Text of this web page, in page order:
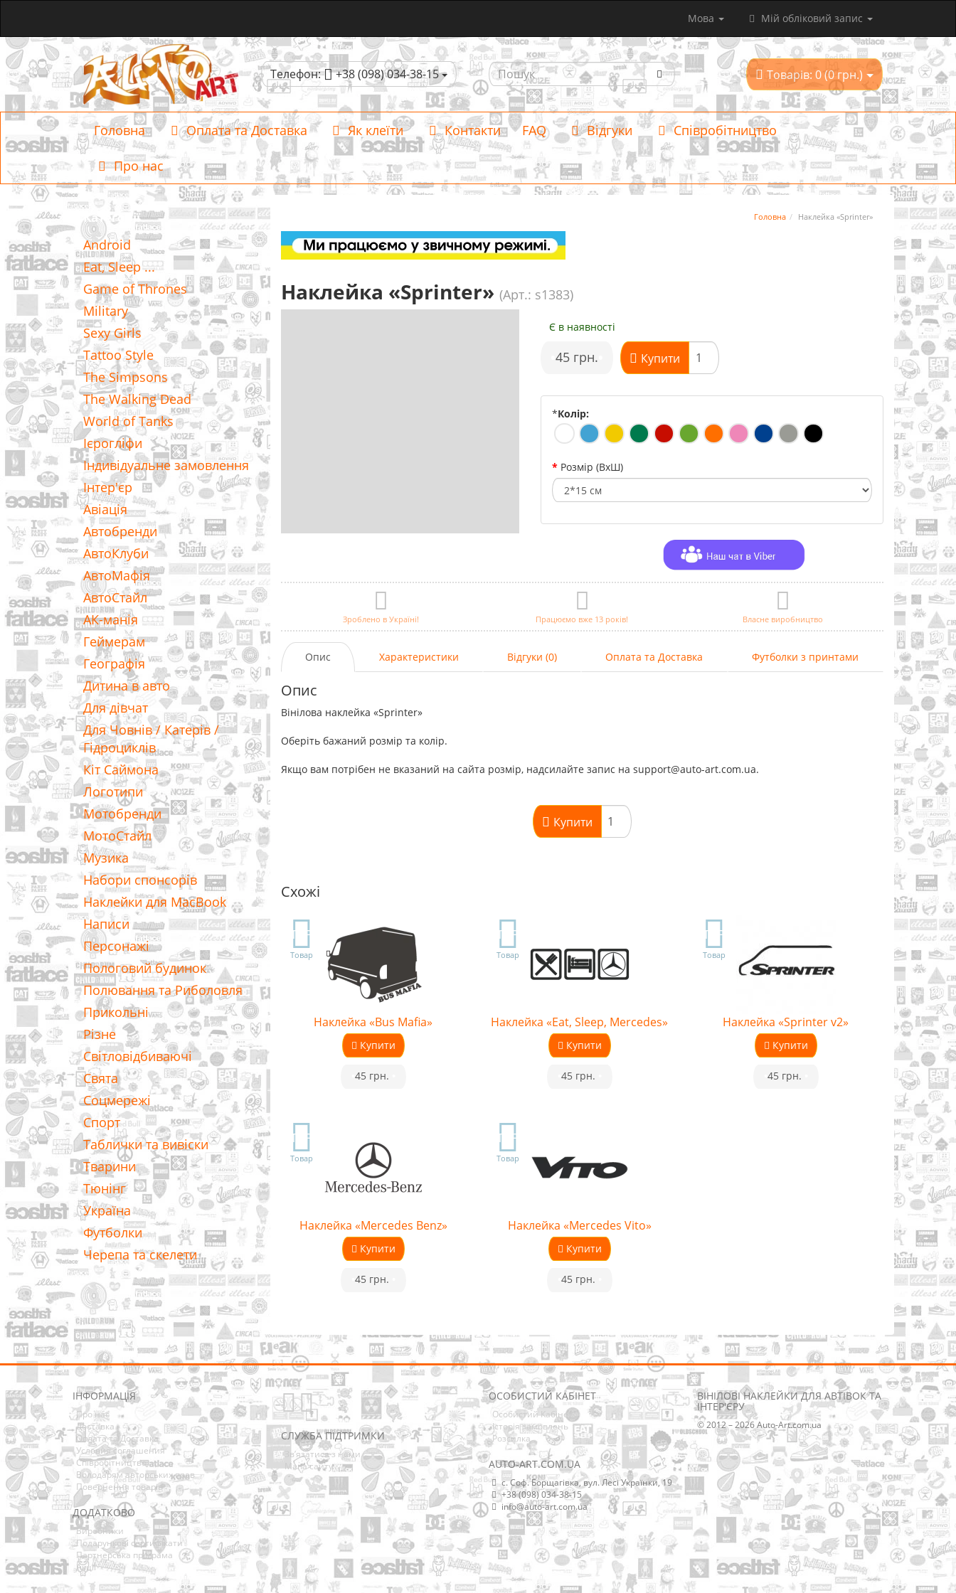
Мова Мій обліковий запис
Телефон: +38 (098) 034-38-15 Товарів: 0 (0 грн.)
Головна Оплата та Доставка Як клеїти Контакти FAQ Відгуки Співробітництво
Про нас
Категорії
Android
Eat, Sleep ...
Game of Thrones
Military
Sexy Girls
Tattoo Style
The Simpsons
The Walking Dead
World of Tanks
Ієрогліфи
Індивідуальне замовлення
Інтер'єр
Авіація
Автобренди
АвтоКлуби
АвтоМафія
АвтоСтайл
АК-манія
Геймерам
Географія
Дитина в авто
Для дівчат
Для Човнів / Катерів /
Гідроциклів
Кіт Саймона
Логотипи
Мотобренди
МотоСтайл
Музика
Набори спонсорів
Наклейки для MacBook
Написи
Персонажі
Пологовий будинок
Полювання та Риболовля
Прикольні
Різне
Світловідбиваючі
Свята
Соцмережі
Спорт
Таблички та вивіски
Тварини
Тюнінг
Україна
Футболки
Черепа та скелети
Головна Наклейка «Sprinter»
Наклейка «Sprinter» (Арт.: s1383)
Є в наявності
•45 грн. Купити
*Колір:
Розмір (ВхШ)
Зроблено в Україні! Працюємо вже 13 років! Власне виробництво
Опис Характеристики Відгуки (0) Оплата та Доставка Футболки з принтами
Опис
Вінілова наклейка «Sprinter»
Оберіть бажаний розмір та колір.
Якщо вам потрібен не вказаний на сайта розмір, надсилайте запис на support@auto-art.com.ua.
Купити
Схожі
TOP
Товар
Наклейка «Bus Mafia»
Купити
45 грн.
TOP
Товар
Наклейка «Eat, Sleep, Mercedes»
Купити
45 грн.
TOP
Товар
Наклейка «Sprinter v2»
Купити
45 грн.
TOP
Товар
Наклейка «Mercedes Benz»
Купити
45 грн.
TOP
Товар
Наклейка «Mercedes Vito»
Купити
45 грн.
ІНФОРМАЦІЯ
Про нас
Доставка
Оплата та Доставка
Условия соглашения
Співробітництво
Володарям авторських прав
Повернення товарів
ДОДАТКОВО
Виробники
Подарункові сертифікати
Партнерська програма
Акції
СЛУЖБА ПІДТРИМКИ
Зв’язатися з нами
Мапа сайту
ОСОБИСТИЙ КАБІНЕТ
Особистий Кабінет
Історія замовлень
Розсилка
AUTO-ART.COM.UA
с. Соф. Борщагівка, вул. Лесі Українки, 19
+38 (098) 034-38-15
info@auto-art.com.ua
ВІНІЛОВІ НАКЛЕЙКИ ДЛЯ АВТІВОК ТА
ІНТЕР'ЄРУ
© 2012 – 2026 Auto-Art.com.ua